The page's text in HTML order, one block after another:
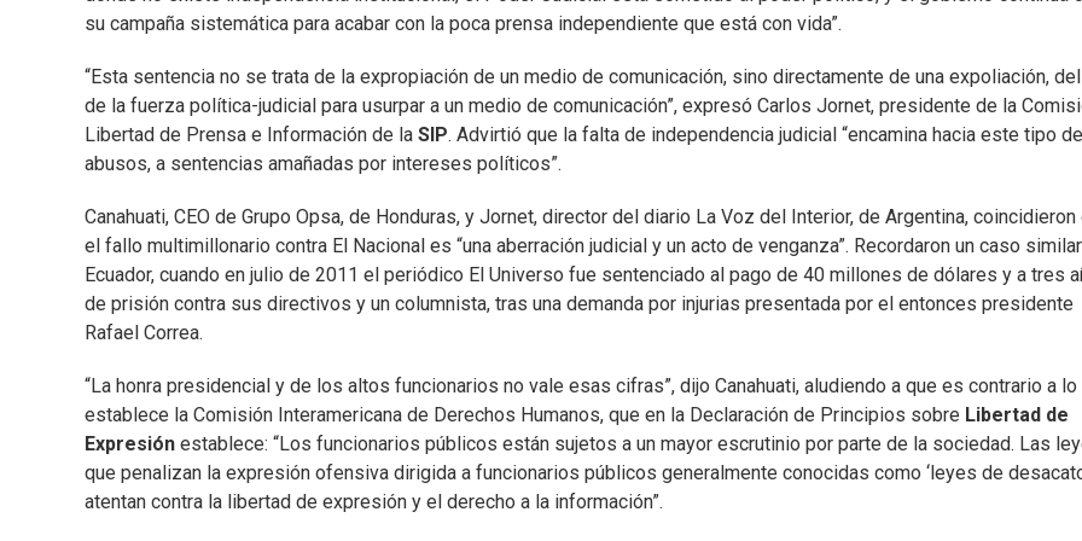
su campaña sistemática para acabar con la poca prensa independiente que está con vida”.
“Esta sentencia no se trata de la expropiación de un medio de comunicación, sino directamente de una expoliación,
de la fuerza política-judicial para usurpar a un medio de comunicación”, expresó Carlos Jornet, presidente de la
Libertad de Prensa e Información de la SIP. Advirtió que la falta de independencia judicial “encamina hacia este tipo de
abusos, a sentencias amañadas por intereses políticos”.
Canahuati, CEO de Grupo Opsa, de Honduras, y Jornet, director del diario La Voz del Interior, de Argentina, coincidieron
el fallo multimillonario contra El Nacional es “una aberración judicial y un acto de venganza”. Recordaron un caso
Ecuador, cuando en julio de 2011 el periódico El Universo fue sentenciado al pago de 40 millones de dólares y a tres
de prisión contra sus directivos y un columnista, tras una demanda por injurias presentada por el entonces presidente
Rafael Correa.
“La honra presidencial y de los altos funcionarios no vale esas cifras”, dijo Canahuati, aludiendo a que es contrario a lo
establece la Comisión Interamericana de Derechos Humanos, que en la Declaración de Principios sobre Libertad de
Expresión establece: “Los funcionarios públicos están sujetos a un mayor escrutinio por parte de la sociedad. Las
que penalizan la expresión ofensiva dirigida a funcionarios públicos generalmente conocidas como ‘leyes de
atentan contra la libertad de expresión y el derecho a la información”.